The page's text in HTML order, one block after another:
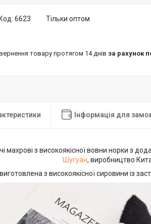
Тільки оптом
Код: 6623
товару протягом 14 днів за рахунок
Інформація для
махрові з високоякісної вовни норки з
Шугуан, виробництво
з високоякісної сировини із